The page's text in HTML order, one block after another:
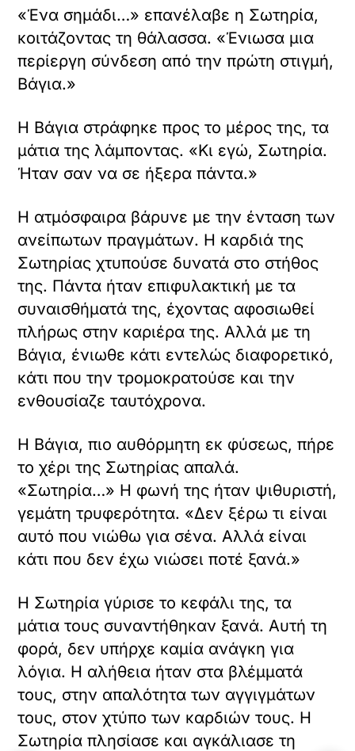
«Ένα σημάδι…» επανέλαβε η Σωτηρία,
κοιτάζοντας τη θάλασσα. «Ένιωσα μια
περίεργη σύνδεση από την πρώτη στιγμή,
Βάγια.»
Η Βάγια στράφηκε προς το μέρος της, τα
μάτια της λάμποντας. «Κι εγώ, Σωτηρία.
Ήταν σαν να σε ήξερα πάντα.»
Η ατμόσφαιρα βάρυνε με την ένταση των
ανείπωτων πραγμάτων. Η καρδιά της
Σωτηρίας χτυπούσε δυνατά στο στήθος
της. Πάντα ήταν επιφυλακτική με τα
συναισθήματά της, έχοντας αφοσιωθεί
πλήρως στην καριέρα της. Αλλά με τη
Βάγια, ένιωθε κάτι εντελώς διαφορετικό,
κάτι που την τρομοκρατούσε και την
ενθουσίαζε ταυτόχρονα.
Η Βάγια, πιο αυθόρμητη εκ φύσεως, πήρε
το χέρι της Σωτηρίας απαλά.
«Σωτηρία…» Η φωνή της ήταν ψιθυριστή,
γεμάτη τρυφερότητα. «Δεν ξέρω τι είναι
αυτό που νιώθω για σένα. Αλλά είναι
κάτι που δεν έχω νιώσει ποτέ ξανά.»
Η Σωτηρία γύρισε το κεφάλι της, τα
μάτια τους συναντήθηκαν ξανά. Αυτή τη
φορά, δεν υπήρχε καμία ανάγκη για
λόγια. Η αλήθεια ήταν στα βλέμματά
τους, στην απαλότητα των αγγιγμάτων
τους, στον χτύπο των καρδιών τους. Η
Σωτηρία πλησίασε και αγκάλιασε τη